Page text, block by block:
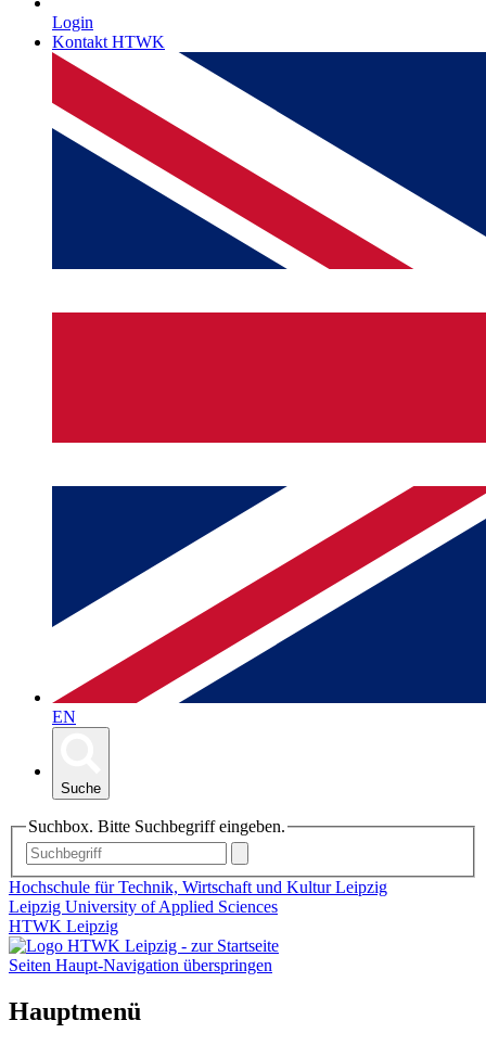
Login
Kontakt HTWK
EN
Suche
Suchbox. Bitte Suchbegriff eingeben.
Hochschule für Technik, Wirtschaft und Kultur Leipzig
Leipzig University of Applied Sciences
HTWK Leipzig
Seiten Haupt-Navigation überspringen
Hauptmenü